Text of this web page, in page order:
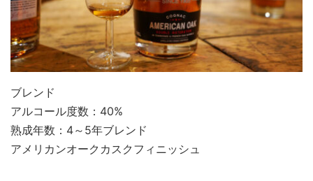
ブレンド
アルコール度数：40%
熟成年数：4～5年ブレンド
アメリカンオークカスクフィニッシュ